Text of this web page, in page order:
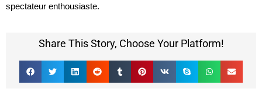
spectateur enthousiaste.
Share This Story, Choose Your Platform!